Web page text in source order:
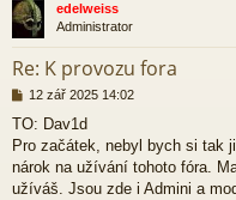
edelweiss
Administrator
Re: K provozu fora
P
í
s
p
ě
12 zář 2025 14:02
TO: Dav1d
Pro začátek, nebyl bych si tak
nárok na užívání tohoto fóra.
užíváš. Jsou zde i Admini a